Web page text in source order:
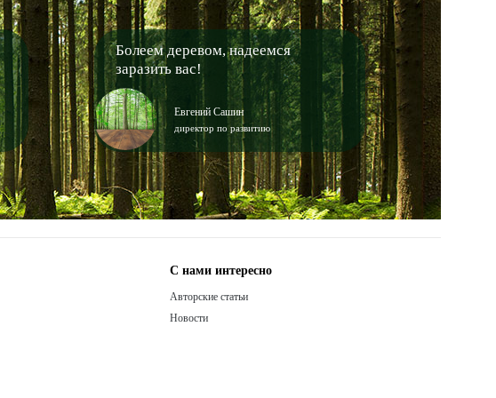
Болеем деревом, надеемся
заразить вас!
Евгений Сашин
директор по развитию
С нами интересно
Авторские статьи
Новости